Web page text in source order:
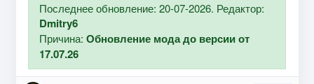
Последнее обновление: 20-07-2026. Редактор:
Dmitry6
Причина: Обновление мода до версии от
17.07.26